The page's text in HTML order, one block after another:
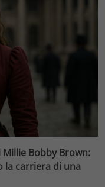
Bobby Brown:
la carriera di una